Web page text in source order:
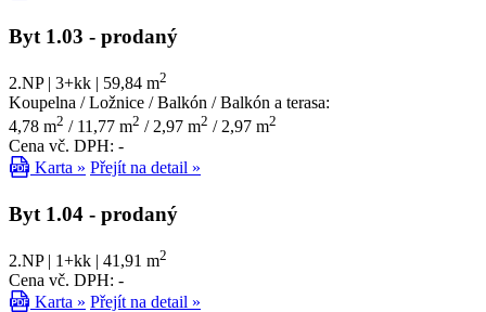
Byt 1.03 - prodaný
2.NP | 3+kk | 59,84 m2
Koupelna / Ložnice / Balkón / Balkón a terasa:
4,78 m2 / 11,77 m2 / 2,97 m2 / 2,97 m2
Cena vč. DPH: -
Karta » Přejít na detail »
Byt 1.04 - prodaný
2.NP | 1+kk | 41,91 m2
Cena vč. DPH: -
Karta » Přejít na detail »